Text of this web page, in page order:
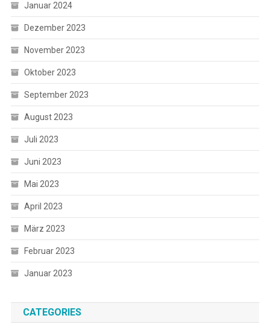
Januar 2024
Dezember 2023
November 2023
Oktober 2023
September 2023
August 2023
Juli 2023
Juni 2023
Mai 2023
April 2023
März 2023
Februar 2023
Januar 2023
CATEGORIES